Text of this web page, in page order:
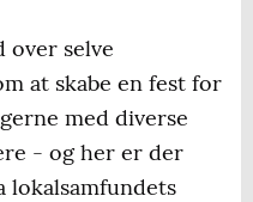
over selve
at skabe en fest for
med diverse
- og her er der
lokalsamfundets